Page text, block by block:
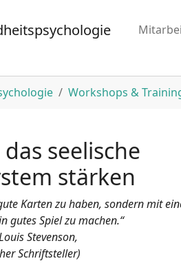
Workshops &
das seelische
stärken
Karten zu haben, sondern mit
gutes Spiel zu machen.“
Stevenson,
Schriftsteller)